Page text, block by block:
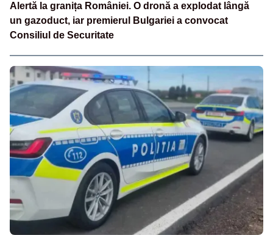
Alertă la granița României. O dronă a explodat lângă
un gazoduct, iar premierul Bulgariei a convocat
Consiliul de Securitate